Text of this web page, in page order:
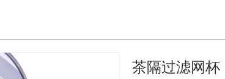
茶隔过滤网杯